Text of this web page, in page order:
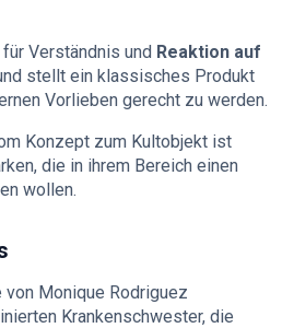
Verständnis und Reaktion auf
stellt ein klassisches Produkt
Vorlieben gerecht zu werden.
Konzept zum Kultobjekt ist
die in ihrem Bereich einen
wollen.
Monique Rodriguez
Krankenschwester, die